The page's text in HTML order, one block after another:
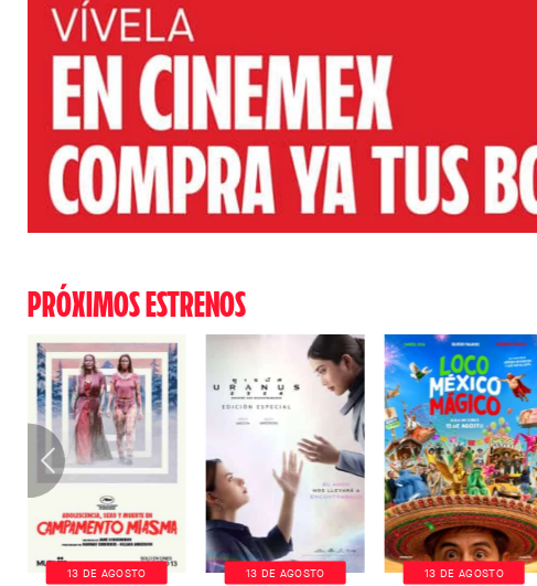
PRÓXIMOS ESTRENOS
13 DE AGOSTO 13 DE AGOSTO 13 DE AGOSTO